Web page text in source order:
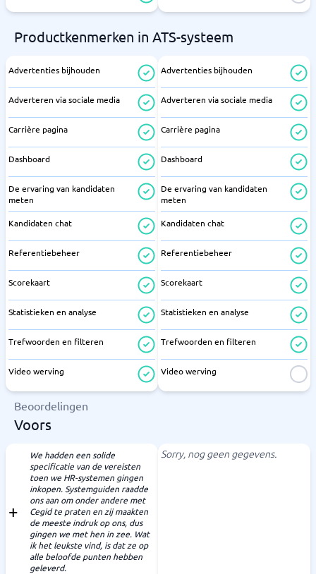
Productkenmerken in ATS-systeem
Advertenties bijhouden
Adverteren via sociale media
Carrière pagina
Dashboard
De ervaring van kandidaten
meten
Kandidaten chat
Referentiebeheer
Scorekaart
Statistieken en analyse
Trefwoorden en filteren
Video werving
Advertenties bijhouden
Adverteren via sociale media
Carrière pagina
Dashboard
De ervaring van kandidaten
meten
Kandidaten chat
Referentiebeheer
Scorekaart
Statistieken en analyse
Trefwoorden en filteren
Video werving
Beoordelingen
Voors
We hadden een solide
specificatie van de vereisten
toen we HR-systemen gingen
inkopen. Systemguiden raadde
ons aan om onder andere met
Cegid te praten en zij maakten
de meeste indruk op ons, dus
gingen we met hen in zee. Wat
ik het leukste vind, is dat ze op
alle beloofde punten hebben
geleverd.
Sorry, nog geen gegevens.